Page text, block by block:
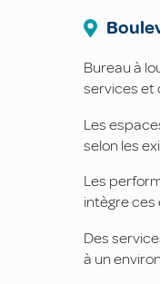
Bureau à
services et
Les
selon les
Les
intègre
Des
à un